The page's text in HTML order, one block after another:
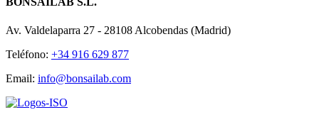
Av. Valdelaparra 27 - 28108 Alcobendas (Madrid)
Teléfono: +34 916 629 877
Email: info@bonsailab.com